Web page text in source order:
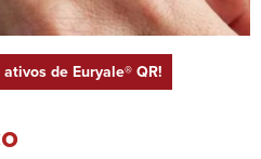
de Euryale® QR!